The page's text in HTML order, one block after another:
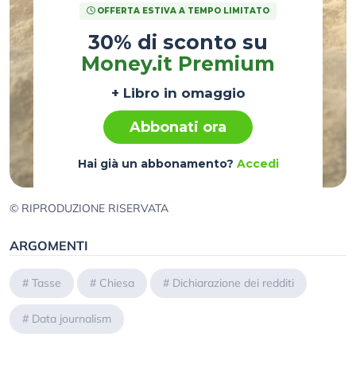
OFFERTA ESTIVA A TEMPO LIMITATO
30% di sconto su
Money.it Premium
+ Libro in omaggio
Abbonati ora
Hai già un abbonamento? Accedi
© RIPRODUZIONE RISERVATA
ARGOMENTI
# Tasse # Chiesa # Dichiarazione dei redditi
# Data journalism